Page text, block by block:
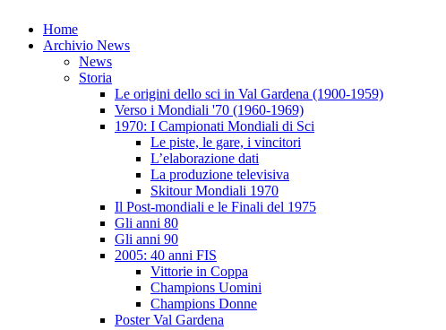
Home
Archivio News
News
Storia
Le origini dello sci in Val Gardena (1900-1959)
Verso i Mondiali '70 (1960-1969)
1970: I Campionati Mondiali di Sci
Le piste, le gare, i vincitori
L’elaborazione dati
La produzione televisiva
Skitour Mondiali 1970
Il Post-mondiali e le Finali del 1975
Gli anni 80
Gli anni 90
2005: 40 anni FIS
Vittorie in Coppa
Champions Uomini
Champions Donne
Poster Val Gardena